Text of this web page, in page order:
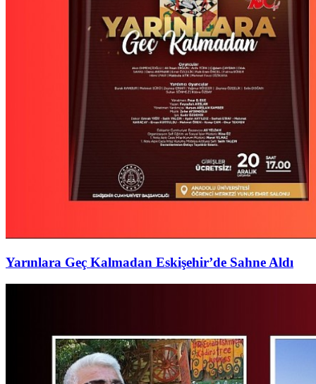
Yarınlara Geç Kalmadan Eskişehir’de Sahne Aldı